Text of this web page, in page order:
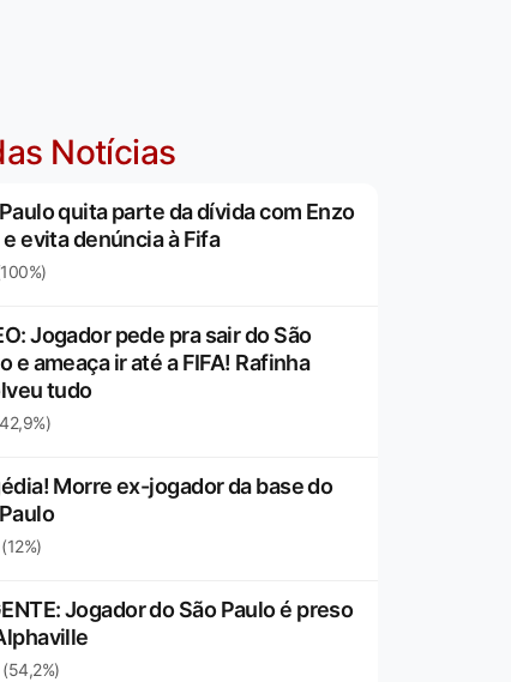
Notícias
quita parte da dívida com Enzo
e evita denúncia à Fifa
Jogador pede pra sair do São
e ameaça ir até a FIFA! Rafinha
tudo
Morre ex-jogador da base do
Jogador do São Paulo é preso
(54,2%)